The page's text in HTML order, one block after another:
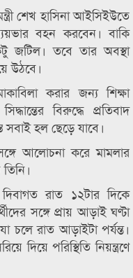
শেখ হাসিনা আইসিইউতে
বহন করবেন। বাকি
জটিল। তবে তার অবস্থা
উঠবে।
করার জন্য শিক্ষা
বিরুদ্ধে প্রতিবাদ
হল ছেড়ে যাবে।
আলোচনা করে মামলার
রাত ১২টার দিকে
সঙ্গে প্রায় আড়াই ঘণ্টা
চলে রাত আড়াইটা পর্যন্ত।
দিয়ে পরিস্থিতি নিয়ন্ত্রণে